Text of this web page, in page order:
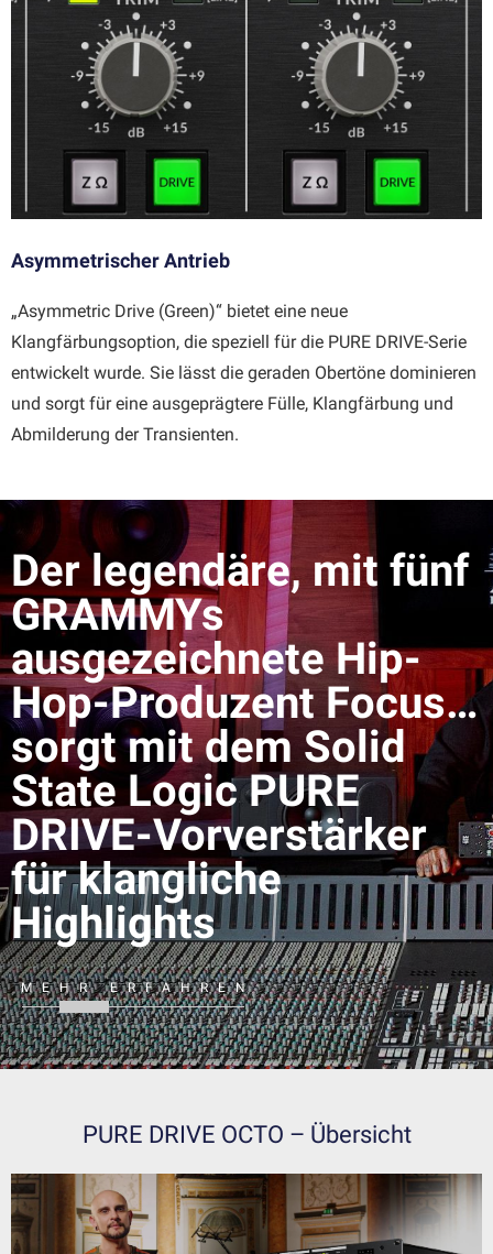
Asymmetrischer Antrieb
„Asymmetric Drive (Green)“ bietet eine neue
Klangfärbungsoption, die speziell für die PURE DRIVE-Serie
entwickelt wurde. Sie lässt die geraden Obertöne dominieren
und sorgt für eine ausgeprägtere Fülle, Klangfärbung und
Abmilderung der Transienten.
Der legendäre, mit fünf
GRAMMYs
ausgezeichnete Hip-
Hop-Produzent Focus…
sorgt mit dem Solid
State Logic PURE
DRIVE-Vorverstärker
für klangliche
Highlights
MEHR ERFAHREN
PURE DRIVE OCTO – Übersicht